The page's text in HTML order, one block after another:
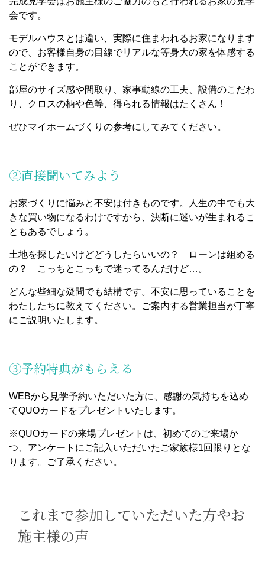
会です。
モデルハウスとは違い、実際に住まわれるお家になります
ので、お客様自身の目線でリアルな等身大の家を体感する
ことができます。
部屋のサイズ感や間取り、家事動線の工夫、設備のこだわ
り、クロスの柄や色等、得られる情報はたくさん！
ぜひマイホームづくりの参考にしてみてください。
②直接聞いてみよう
お家づくりに悩みと不安は付きものです。人生の中でも大
きな買い物になるわけですから、決断に迷いが生まれるこ
ともあるでしょう。
土地を探したいけどどうしたらいいの？ ローンは組める
の？ こっちとこっちで迷ってるんだけど…。
どんな些細な疑問でも結構です。不安に思っていることを
わたしたちに教えてください。ご案内する営業担当が丁寧
にご説明いたします。
③予約特典がもらえる
WEBから見学予約いただいた方に、感謝の気持ちを込め
てQUOカードをプレゼントいたします。
※QUOカードの来場プレゼントは、初めてのご来場か
つ、アンケートにご記入いただいたご家族様1回限りとな
ります。ご了承ください。
これまで参加していただいた方やお
施主様の声